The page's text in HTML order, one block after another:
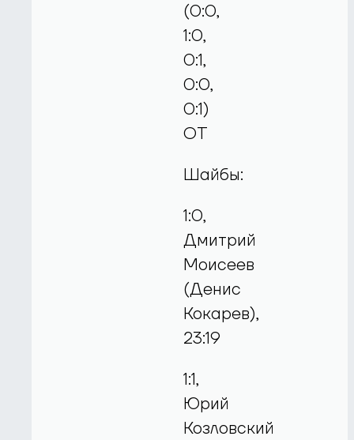
(0:0,
1:0,
0:1,
0:0,
0:1)
ОТ
Шайбы:
1:0,
Дмитрий
Моисеев
(Денис
Кокарев),
23:19
1:1,
Юрий
Козловский